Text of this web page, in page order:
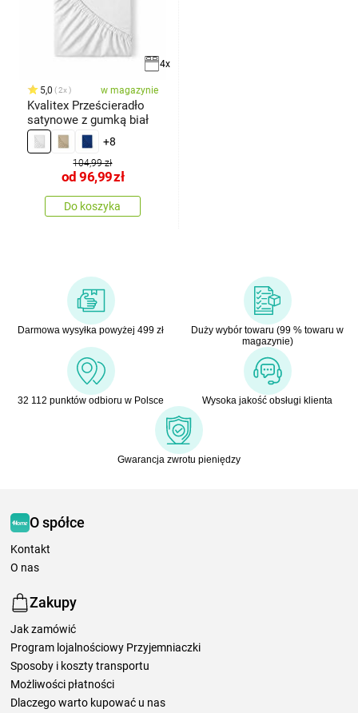
4x
5,0 2x w magazynie
Kvalitex Prześcieradło
satynowe z gumką biał
+8
104,99 zł
od 96,99zł
Do koszyka
Darmowa wysyłka powyżej 499 zł
Duży wybór towaru (99 % towaru w
magazynie)
32 112 punktów odbioru w Polsce Wysoka jakość obsługi klienta
Gwarancja zwrotu pieniędzy
O spółce
Kontakt
O nas
Zakupy
Jak zamówić
Program lojalnościowy Przyjemniaczki
Sposoby i koszty transportu
Możliwości płatności
Dlaczego warto kupować u nas